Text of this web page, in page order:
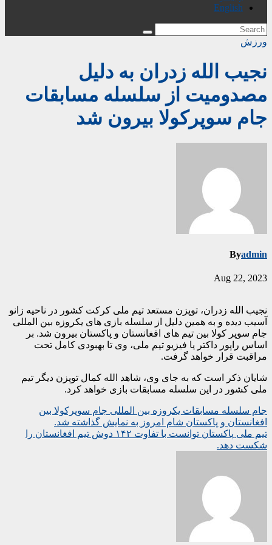
English
ورزش
نجیب الله زدران به دلیل
مصدومیت از سلسله مسابقات
جام سوپرکولا بیرون شد
Byadmin
Aug 22, 2023
نجیب الله زدران، توپزن مستعد تیم ملی کرکت کشور در ناحیه زانو
آسیب دیده و به همین دلیل از سلسله بازی های یکروزه بین المللی
جام سوپر کولا بین تیم های افغانستان و پاکستان بیرون شد. بر
اساس راپور داکتر یا فیزیو تیم ملی، وی تا بهبودی کامل تحت
مراقبت قرار خواهد گرفت.
شایان ذکر است که به جای وی، شاهد الله کمال توپزن دیگر تیم
ملی کشور در این سلسله مسابقات بازی خواهد کرد.
Post
navigation
جام سلسله مسابقات یکروزه بین المللی جام سوپرکولا بین
افغانستان و پاکستان شام امروز به نمایش گذاشته شد.
تیم ملی پاکستان توانست با تفاوت ۱۴۲ دوش تیم افغانستان را
شکست دهد.